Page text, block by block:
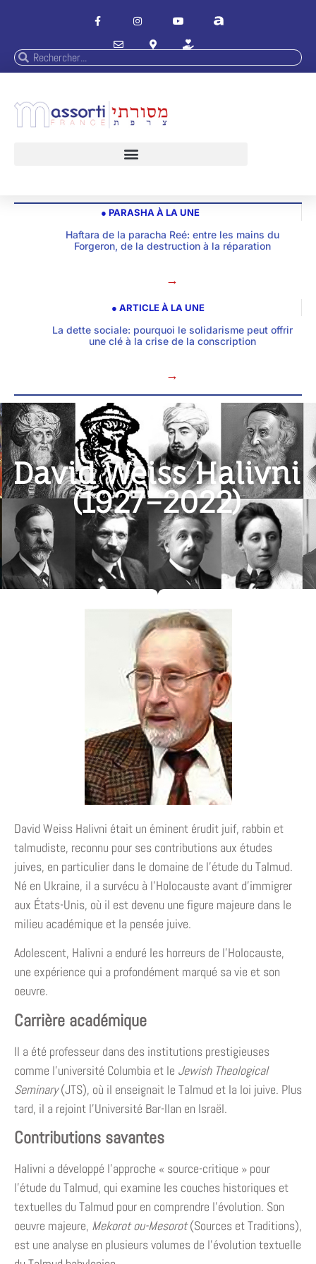
● PARASHA À LA UNE
Haftara de la paracha Reé: entre les mains du
Forgeron, de la destruction à la réparation
→
● ARTICLE À LA UNE
La dette sociale: pourquoi le solidarisme peut offrir
une clé à la crise de la conscription
→
David Weiss Halivni
(1927–2022)
David Weiss Halivni était un éminent érudit juif, rabbin et
talmudiste, reconnu pour ses contributions aux études
juives, en particulier dans le domaine de l’étude du Talmud.
Né en Ukraine, il a survécu à l’Holocauste avant d’immigrer
aux États-Unis, où il est devenu une figure majeure dans le
milieu académique et la pensée juive.
Adolescent, Halivni a enduré les horreurs de l’Holocauste,
une expérience qui a profondément marqué sa vie et son
oeuvre.
Carrière académique
Il a été professeur dans des institutions prestigieuses
comme l’université Columbia et le Jewish Theological
Seminary(JTS), où il enseignait le Talmud et la loi juive. Plus
tard, il a rejoint l’Université Bar-Ilan en Israël.
Contributions savantes
Halivni a développé l’approche « source-critique » pour
l’étude du Talmud, qui examine les couches historiques et
textuelles du Talmud pour en comprendre l’évolution. Son
oeuvre majeure, Mekorot ou-Mesorot(Sources et Traditions),
est une analyse en plusieurs volumes de l’évolution textuelle